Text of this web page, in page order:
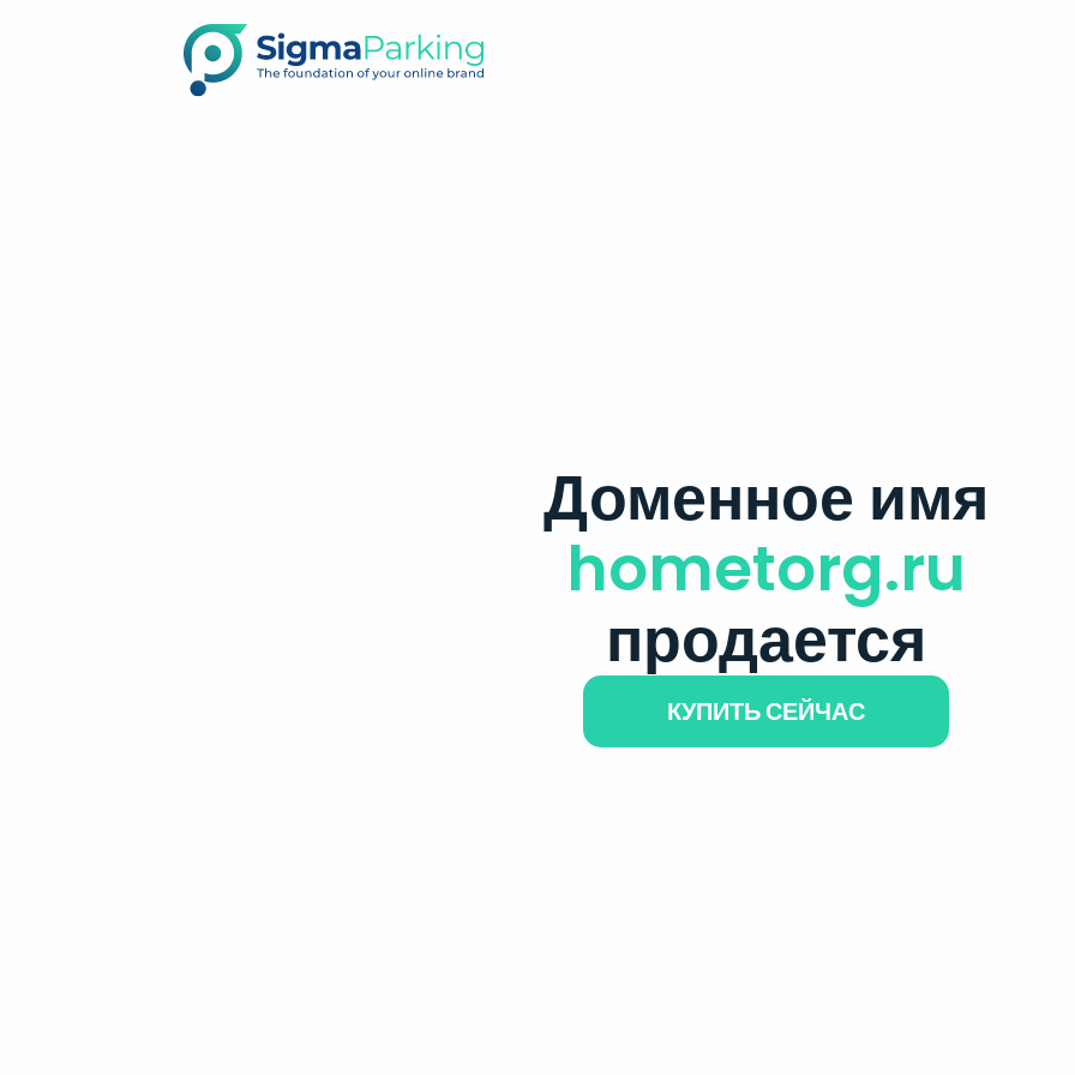
Доменное имя
hometorg.ru
продается
КУПИТЬ СЕЙЧАС